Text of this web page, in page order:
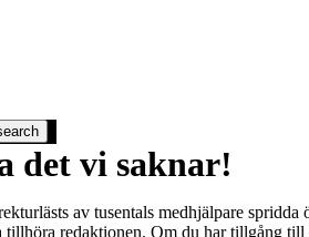
det vi saknar!
av tusentals medhjälpare
redaktionen. Om du har tillgång